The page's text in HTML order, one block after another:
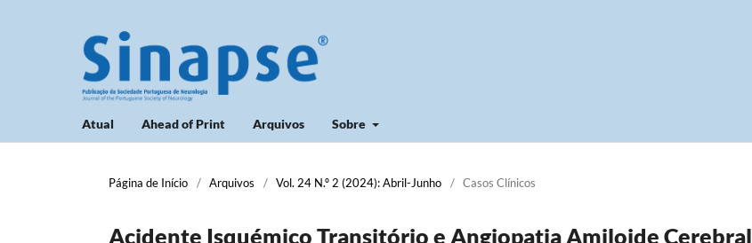
Atual Ahead of Print Arquivos Sobre
Página de Início / Arquivos / Vol. 24 N.º 2 (2024): Abril-Junho / Casos Clínicos
Acidente Isquémico Transitório e Angiopatia Amiloide Cerebral